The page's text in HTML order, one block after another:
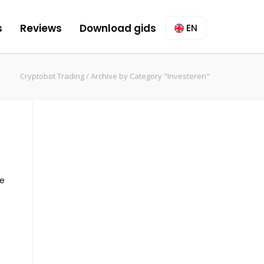
Reviews Download gids EN
Cryptobot Trading/Archive by Category "Investeren"